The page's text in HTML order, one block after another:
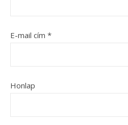
E-mail cím *
Honlap